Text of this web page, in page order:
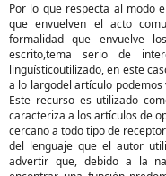
Por lo que respecta al modo
que envuelven el acto
formalidad que envuelve
escrito,tema serio de
lingüísticoutilizado, en este
a lo largodel artículo
Este recurso es utilizado
caracteriza a los artículos de
cercano a todo tipo de
del lenguaje que el autor
advertir que, debido a la